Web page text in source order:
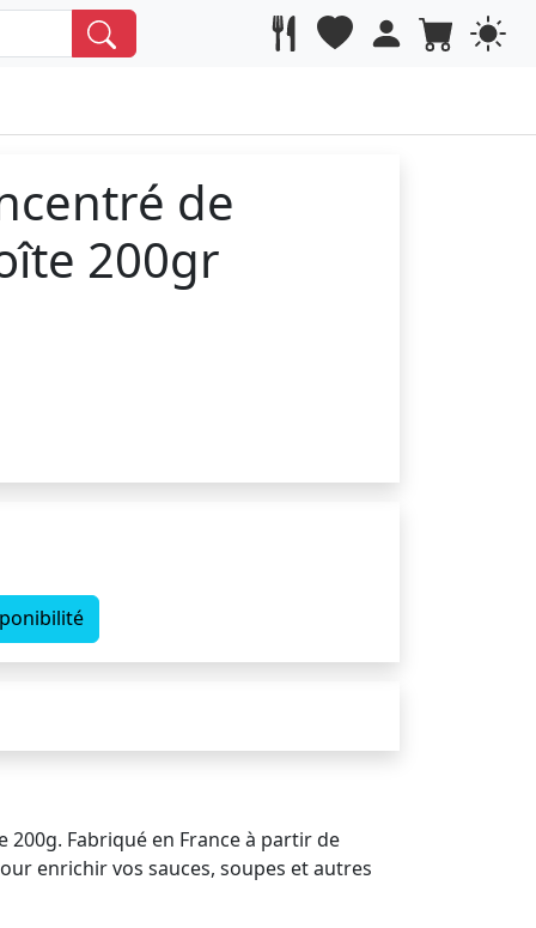
de
200gr
Fabriqué en France à partir de
enrichir vos sauces, soupes et autres